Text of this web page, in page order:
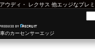
アウディ ・ レクサス 他エッジなプレ
のカーセンサーエッジ